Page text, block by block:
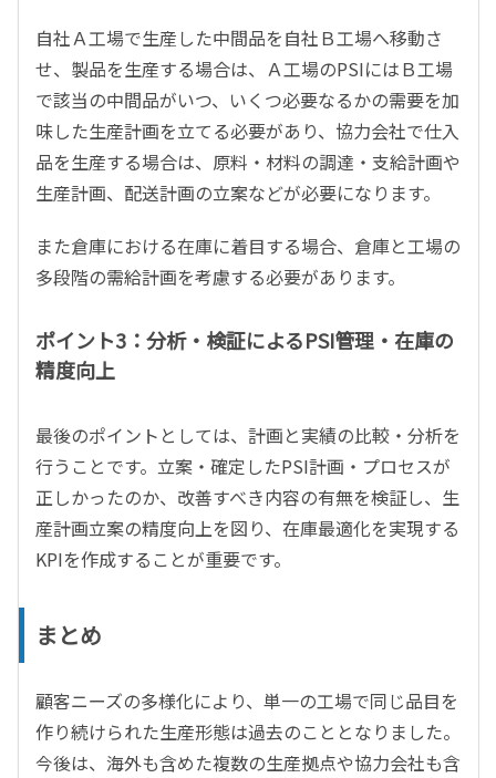
自社Ａ工場で生産した中間品を自社Ｂ工場へ移動さ
せ、製品を生産する場合は、Ａ工場のPSIにはＢ工場
で該当の中間品がいつ、いくつ必要なるかの需要を加
味した生産計画を立てる必要があり、協力会社で仕入
品を生産する場合は、原料・材料の調達・支給計画や
生産計画、配送計画の立案などが必要になります。
また倉庫における在庫に着目する場合、倉庫と工場の
多段階の需給計画を考慮する必要があります。
ポイント3：分析・検証によるPSI管理・在庫の
精度向上
最後のポイントとしては、計画と実績の比較・分析を
行うことです。立案・確定したPSI計画・プロセスが
正しかったのか、改善すべき内容の有無を検証し、生
産計画立案の精度向上を図り、在庫最適化を実現する
KPIを作成することが重要です。
まとめ
顧客ニーズの多様化により、単一の工場で同じ品目を
作り続けられた生産形態は過去のこととなりました。
今後は、海外も含めた複数の生産拠点や協力会社も含